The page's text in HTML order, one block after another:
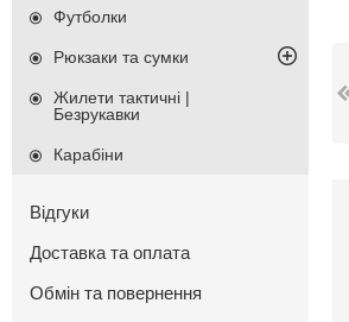
Футболки
Рюкзаки та сумки
Жилети тактичні |
Безрукавки
Карабіни
Відгуки
Доставка та оплата
Обмін та повернення